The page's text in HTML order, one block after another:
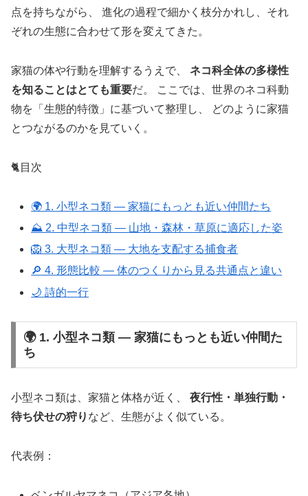
点を持ちながら、 進化の過程で細かく枝分かれし、それ
ぞれの生態に合わせて形を変えてきた。
家猫の体や行動を理解するうえで、 ネコ科全体の多様性
を知ることはとても重要だ。 ここでは、世界のネコ科動
物を「生態的特徴」に基づいて整理し、 どのように家猫
とつながるのかを見ていく。
🐈目次
🌍 1. 小型ネコ類 ― 家猫にもっとも近い仲間たち
⛰ 2. 中型ネコ類 ― 山地・森林・草原に適応した姿
🦁 3. 大型ネコ類 ― 大地を支配する捕食者
🔎 4. 形態比較 ― 体のつくりから見る共通点と違い
🌙 詩的一行
🌍 1. 小型ネコ類 ― 家猫にもっとも近い仲間た
ち
小型ネコ類は、家猫と体格が近く、 夜行性・単独行動・
待ち伏せの狩り など、生態がよく似ている。
代表例：